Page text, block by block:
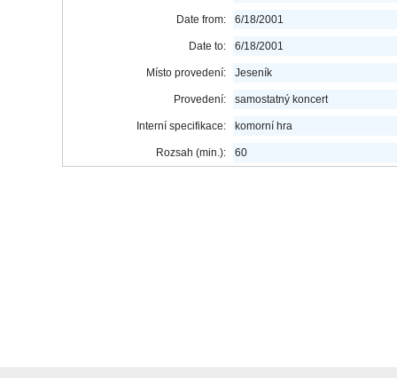
Date from: 6/18/2001
Date to: 6/18/2001
Místo provedení: Jeseník
Provedení: samostatný koncert
Interní specifikace: komorní hra
Rozsah (min.): 60